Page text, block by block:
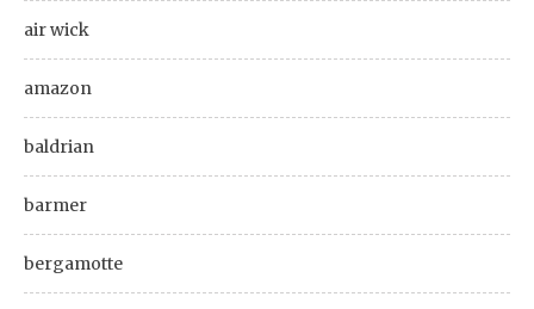
air wick
amazon
baldrian
barmer
bergamotte